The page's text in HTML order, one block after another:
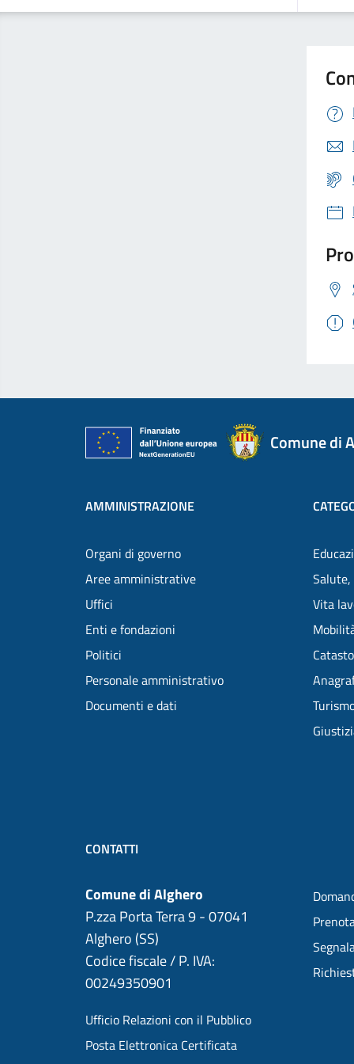
Comune di
AMMINISTRAZIONE
Organi di governo
Aree amministrative
Uffici
Enti e fondazioni
Politici
Personale amministrativo
Documenti e dati
Salute,
Vita
CONTATTI
Comune di Alghero
P.zza Porta Terra 9 - 07041
Alghero (SS)
Codice fiscale / P. IVA:
00249350901
Ufficio Relazioni con il Pubblico
Posta Elettronica Certificata